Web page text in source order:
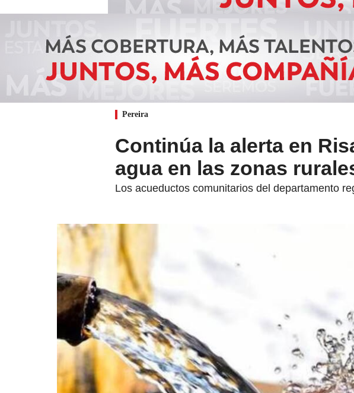
Pereira
Continúa la alerta en
agua en las zonas
Los acueductos comunitarios del departamento